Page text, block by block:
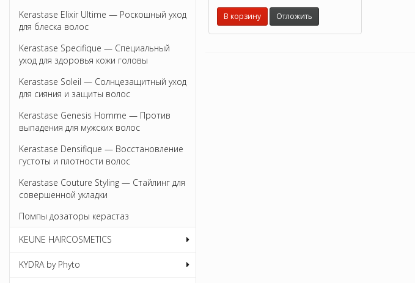
Kerastase Elixir Ultime — Роскошный уход
для блеска волос
Kerastase Specifique — Специальный
уход для здоровья кожи головы
Kerastase Soleil — Солнцезащитный уход
для сияния и защиты волос
Kerastase Genesis Homme — Против
выпадения для мужских волос
Kerastase Densifique — Восстановление
густоты и плотности волос
Kerastase Couture Styling — Стайлинг для
совершенной укладки
Помпы дозаторы керастаз
KEUNE HAIRCOSMETICS
KYDRA by Phyto
В корзину Отложить